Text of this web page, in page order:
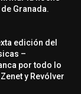
Granada.
edición del
–
por todo lo
y Revólver